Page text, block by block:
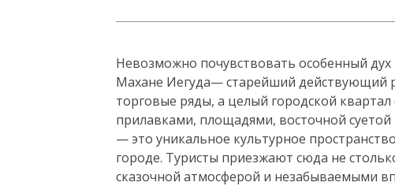
Невозможно почувствовать особенный
Махане Иегуда— старейший действующий
торговые ряды, а целый городской
прилавками, площадями, восточной
— это уникальное культурное
городе. Туристы приезжают сюда не
сказочной атмосферой и незабываемыми